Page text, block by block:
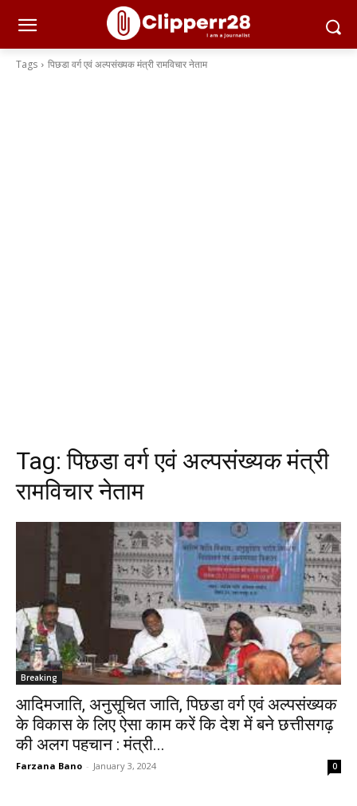
Tags पिछडा वर्ग एवं अल्पसंख्यक मंत्री रामविचार नेताम
Tag:पिछडा वर्ग एवं अल्पसंख्यक मंत्री
रामविचार नेताम
Breaking
आदिमजाति, अनुसूचित जाति, पिछडा वर्ग एवं अल्पसंख्यक
के विकास के लिए ऐसा काम करें कि देश में बने छत्तीसगढ़
की अलग पहचान : मंत्री...
Farzana Bano - January 3, 2024 0